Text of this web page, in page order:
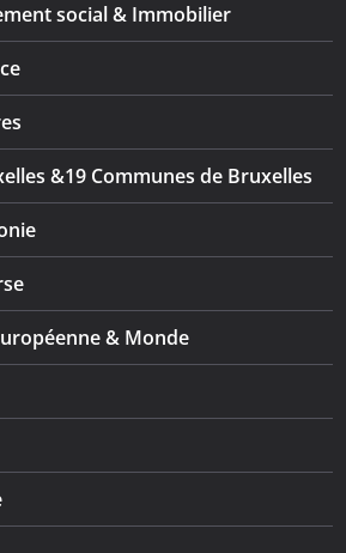
social & Immobilier
&19 Communes de Bruxelles
& Monde